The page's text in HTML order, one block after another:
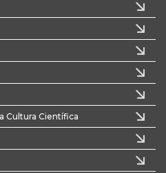
Cultura Científica